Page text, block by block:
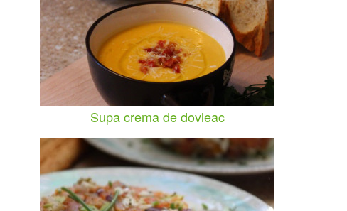
Supa crema de dovleac